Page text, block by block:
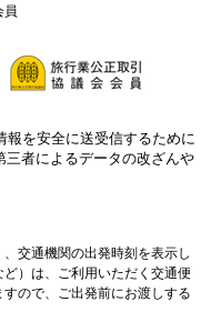
員
報を安全に送受信するために
者によるデータの改ざんや
交通機関の出発時刻を表示し
）は、ご利用いただく交通便
ので、ご出発前にお渡しする